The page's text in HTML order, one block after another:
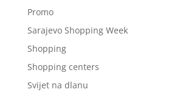
Promo
Sarajevo Shopping Week
Shopping
Shopping centers
Svijet na dlanu